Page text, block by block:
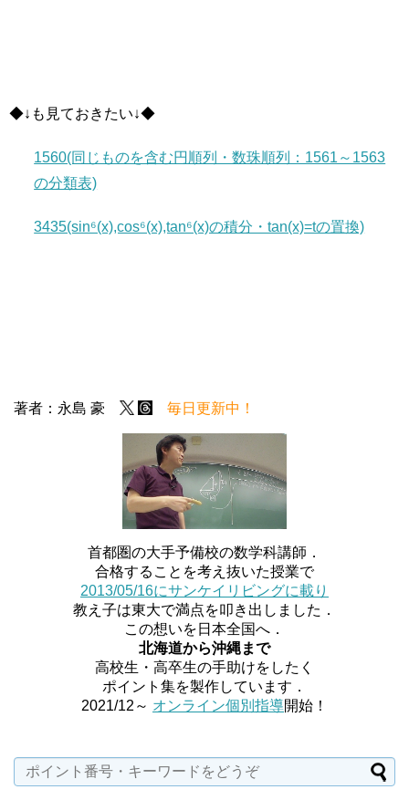
◆↓も見ておきたい↓◆
1560(同じものを含む円順列・数珠順列：1561～1563
の分類表)
3435(sin⁶(x),cos⁶(x),tan⁶(x)の積分・tan(x)=tの置換)
著者：永島 豪 毎日更新中！
首都圏の大手予備校の数学科講師．
合格することを考え抜いた授業で
2013/05/16にサンケイリビングに載り
教え子は東大で満点を叩き出しました．
この想いを日本全国へ．
北海道から沖縄まで
高校生・高卒生の手助けをしたく
ポイント集を製作しています．
2021/12～ オンライン個別指導開始！